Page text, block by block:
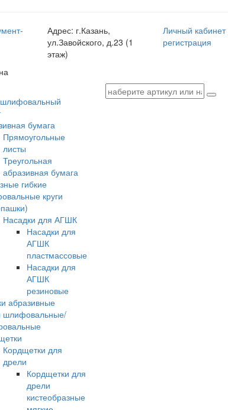
Адрес: г.Казань,
ул.Завойского, д.23 (1
этаж)
Личный кабинет
регистрация
бумага
Прямоугольные
листы
Треугольная
абразивная бумага
гибкие
круги
Насадки для АГШК
Насадки для
АГШК
пластмассовые
Насадки для
АГШК
резиновые
абразивные
шлифовальные/
Кордщетки для
дрели
Кордщетки для
дрели
кистеобразные